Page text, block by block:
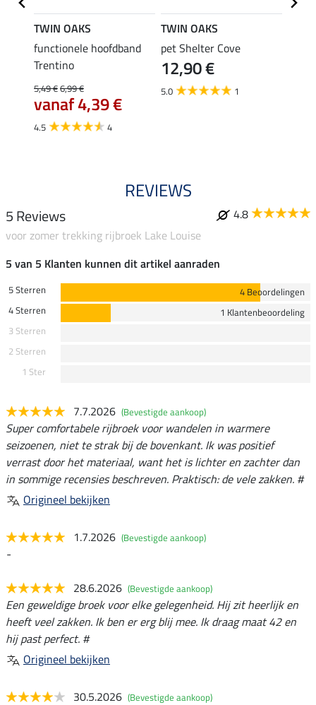
TWIN OAKS
functionele hoofdband
Trentino
5,49 €6,99 €
vanaf 4,39 €
4.5 4
TWIN OAKS
pet Shelter Cove
12,90 €
5.0 1
REVIEWS
5 Reviews
4.8
voor zomer trekking rijbroek Lake Louise
5 van 5 Klanten kunnen dit artikel aanraden
5 Sterren
4 Beoordelingen
4 Sterren
1 Klantenbeoordeling
3 Sterren
2 Sterren
1 Ster
7.7.2026 (Bevestigde aankoop)
Super comfortabele rijbroek voor wandelen in warmere
seizoenen, niet te strak bij de bovenkant. Ik was positief
verrast door het materiaal, want het is lichter en zachter dan
in sommige recensies beschreven. Praktisch: de vele zakken. #
Origineel bekijken
1.7.2026 (Bevestigde aankoop)
-
28.6.2026 (Bevestigde aankoop)
Een geweldige broek voor elke gelegenheid. Hij zit heerlijk en
heeft veel zakken. Ik ben er erg blij mee. Ik draag maat 42 en
hij past perfect. #
Origineel bekijken
30.5.2026 (Bevestigde aankoop)